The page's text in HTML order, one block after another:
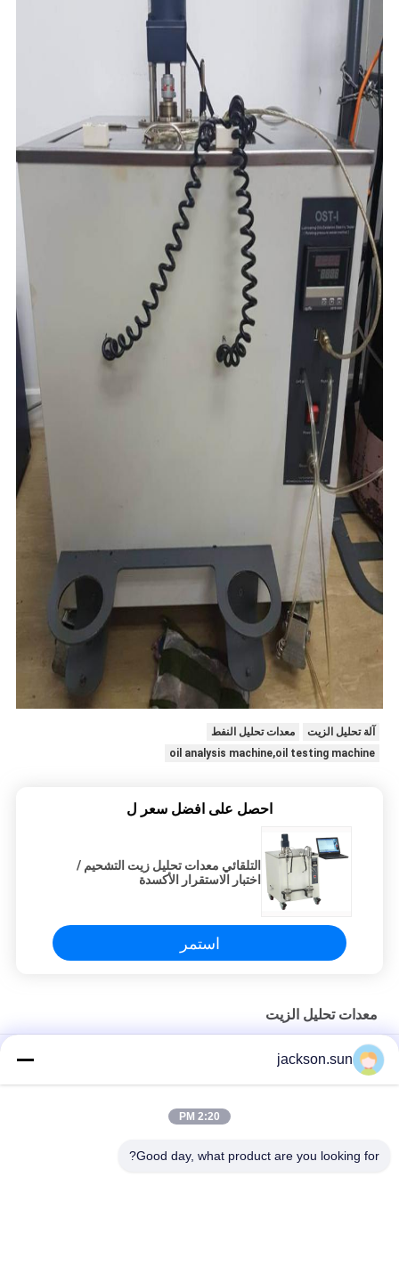
آلة تحليل الزيت
معدات تحليل النفط
oil analysis machine,oil testing machine
احصل على افضل سعر ل
التلقائي معدات تحليل زيت التشحيم /
اختبار الاستقرار الأكسدة
استمر
معدات تحليل الزيت
ASTM D1266 تحليل الزيت معدات البنزين والكيروسين محتوى
الكبريت تستر طريقة المصباح
jackson.sun
2:20 PM
Good day, what product are you looking for?